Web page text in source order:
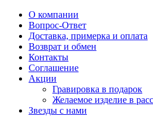
О компании
Вопрос-Ответ
Доставка, примерка и оплата
Возврат и обмен
Контакты
Соглашение
Акции
Гравировка в подарок
Желаемое изделие в
Звезды с нами